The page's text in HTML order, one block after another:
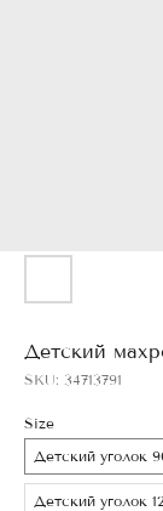
Детский
SKU: 34713791
Size
Детский уголок
Детский уголок